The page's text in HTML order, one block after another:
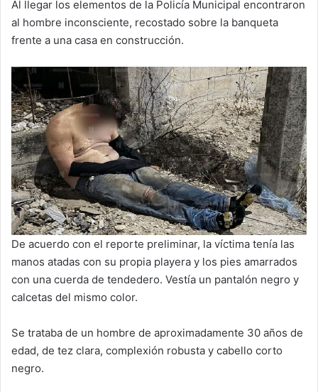
Al llegar los elementos de la Policía Municipal encontraron
al hombre inconsciente, recostado sobre la banqueta
frente a una casa en construcción.
De acuerdo con el reporte preliminar, la víctima tenía las
manos atadas con su propia playera y los pies amarrados
con una cuerda de tendedero. Vestía un pantalón negro y
calcetas del mismo color.
Se trataba de un hombre de aproximadamente 30 años de
edad, de tez clara, complexión robusta y cabello corto
negro.